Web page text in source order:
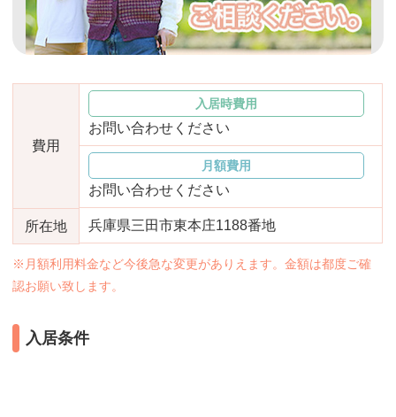
スタッフ紹介 アクセス
相談者様の声 お役立ち情報
おすすめ施設特集 施設関係者の方へ
費用
入居時費用
お問い合わせください
月額費用
お問い合わせください
所在地 兵庫県三田市東本庄1188番地
※月額利用料金など今後急な変更がありえます。金額は都度ご確
認お願い致します。
入居条件